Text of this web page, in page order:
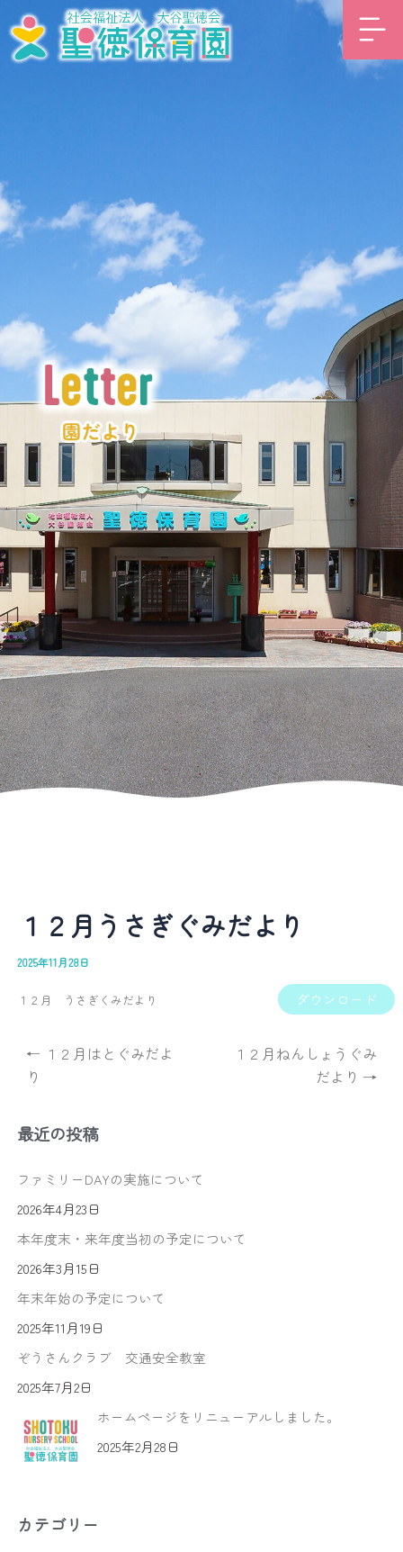
容
を
１２月うさぎぐみだより
2025年11月28日
１２月 うさぎくみだより ダウンロード
← １２月はとぐみだよ
り
１２月ねんしょうぐみ
だより →
最近の投稿
ファミリーDAYの実施について
2026年4月23日
本年度末・来年度当初の予定について
2026年3月15日
年末年始の予定について
2025年11月19日
ぞうさんクラブ 交通安全教室
2025年7月2日
ホームページをリニューアルしました。
2025年2月28日
カテゴリー